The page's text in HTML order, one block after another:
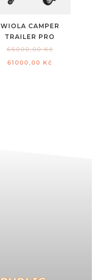
WIOLA CAMPER
TRAILER PRO
66000,00Kč
61000,00 Kč